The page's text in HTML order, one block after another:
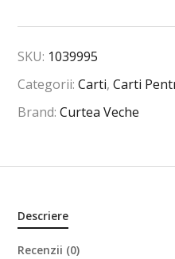
SKU: 1039995
Categorii:Carti,Carti
Brand:Curtea Veche
Descriere
Recenzii (0)